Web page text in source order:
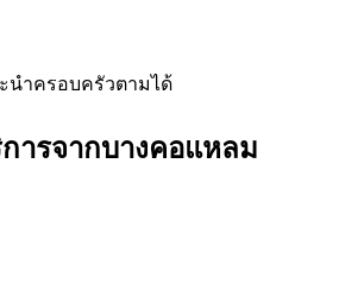
ะนำครอบครัวตามได้
ารจากบางคอแหลม